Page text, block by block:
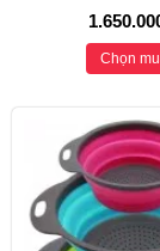
Chọn